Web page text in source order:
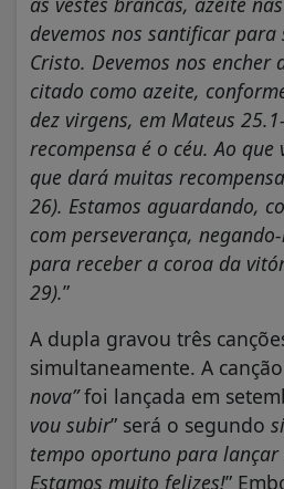
devemos nos santificar
Cristo. Devemos nos encher
citado como azeite,
dez virgens, em Mateus
recompensa é o céu. Ao que
que dará muitas
26). Estamos aguardando,
com perseverança,
para receber a coroa da
29).”
A dupla gravou três
simultaneamente. A canção
nova”foi lançada em
vou subir” será o segundo
tempo oportuno para lançar
Estamos muito felizes!”